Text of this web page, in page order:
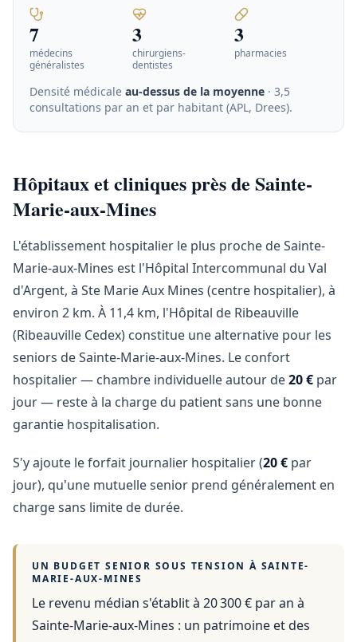
7
médecins
généralistes
3
chirurgiens-
dentistes
3
pharmacies
Densité médicale au-dessus de la moyenne · 3,5
consultations par an et par habitant (APL, Drees).
Hôpitaux et cliniques près de Sainte-
Marie-aux-Mines
L'établissement hospitalier le plus proche de Sainte-
Marie-aux-Mines est l'Hôpital Intercommunal du Val
d'Argent, à Ste Marie Aux Mines (centre hospitalier), à
environ 2 km. À 11,4 km, l'Hôpital de Ribeauville
(Ribeauville Cedex) constitue une alternative pour les
seniors de Sainte-Marie-aux-Mines. Le confort
hospitalier — chambre individuelle autour de20 € par
jour — reste à la charge du patient sans une bonne
garantie hospitalisation.
S'y ajoute le forfait journalier hospitalier (20 € par
jour), qu'une mutuelle senior prend généralement en
charge sans limite de durée.
UN BUDGET SENIOR SOUS TENSION À SAINTE-
MARIE-AUX-MINES
Le revenu médian s'établit à 20 300 € par an à
Sainte-Marie-aux-Mines : un patrimoine et des